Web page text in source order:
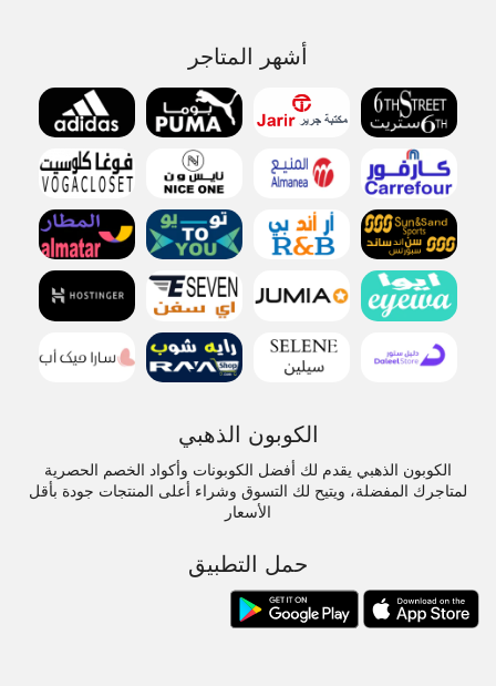
أشهر المتاجر
الكوبون الذهبي
الكوبون الذهبي يقدم لك أفضل الكوبونات وأكواد الخصم الحصرية
لمتاجرك المفضلة، ويتيح لك التسوق وشراء أعلى المنتجات جودة بأقل
الأسعار
حمل التطبيق